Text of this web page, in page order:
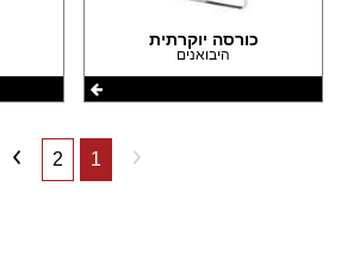
כורסה יוקרתית
היבואנים
1
2